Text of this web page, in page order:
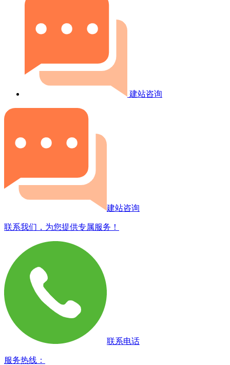
建站咨询
建站咨询
联系我们，为您提供专属服务！
联系电话
服务热线：